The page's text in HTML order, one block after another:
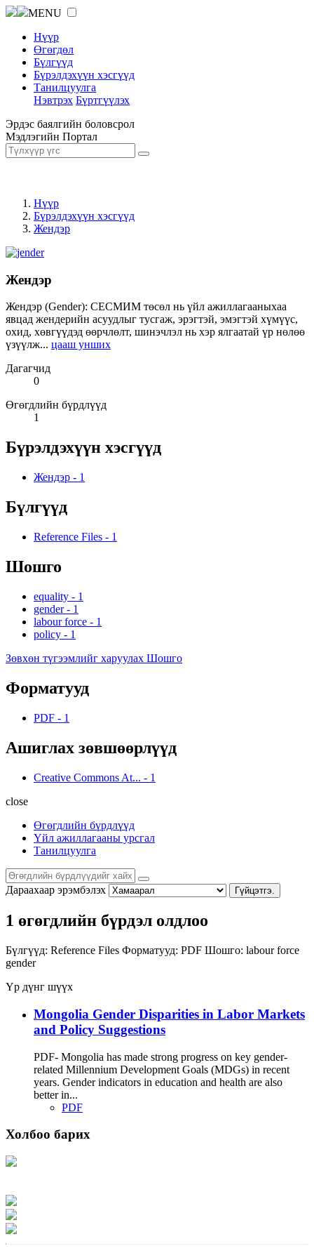
MENU
Нүүр
Өгөгдөл
Бүлгүүд
Бүрэлдэхүүн хэсгүүд
Танилцуулга
Нэвтрэх Бүртгүүлэх
Эрдэс баялгийн боловсрол
Мэдлэгийн Портал
Нүүр
Бүрэлдэхүүн хэсгүүд
Жендэр
Жендэр
Жендэр (Gender): СЕСМИМ төсөл нь үйл ажиллагааныхаа
явцад жендерийн асуудлыг тусгаж, эрэгтэй, эмэгтэй хүмүүс,
охид, хөвгүүдэд өөрчлөлт, шинэчлэл нь хэр ялгаатай үр нөлөө
үзүүлж... цааш унших
Дагагчид
0
Өгөгдлийн бүрдлүүд
1
Бүрэлдэхүүн хэсгүүд
Жендэр - 1
Бүлгүүд
Reference Files - 1
Шошго
equality - 1
gender - 1
labour force - 1
policy - 1
Зөвхөн түгээмлийг харуулах Шошго
Форматууд
PDF - 1
Ашиглах зөвшөөрлүүд
Creative Commons At... - 1
close
Өгөгдлийн бүрдлүүд
Үйл ажиллагааны урсгал
Танилцуулга
Дараахаар эрэмбэлэх Гүйцэтгэ.
1 өгөгдлийн бүрдэл олдлоо
Бүлгүүд: Reference Files Форматууд: PDF Шошго: labour force
gender
Үр дүнг шүүх
Mongolia Gender Disparities in Labor Markets
and Policy Suggestions
PDF- Mongolia has made strong progress on key gender-
related Millennium Development Goals (MDGs) in recent
years. Gender indicators in education and health are also
better in...
PDF
Холбоо барих